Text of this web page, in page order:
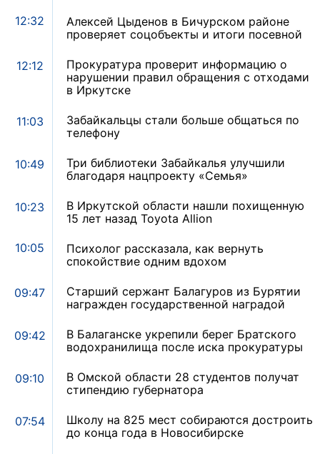
12:32
Алексей Цыденов в Бичурском районе
проверяет соцобъекты и итоги посевной
12:12
Прокуратура проверит информацию о
нарушении правил обращения с отходами
в Иркутске
11:03
Забайкальцы стали больше общаться по
телефону
10:49
Три библиотеки Забайкалья улучшили
благодаря нацпроекту «Семья»
10:23
В Иркутской области нашли похищенную
15 лет назад Toyota Allion
10:05
Психолог рассказала, как вернуть
спокойствие одним вдохом
09:47
Старший сержант Балагуров из Бурятии
награжден государственной наградой
09:42
В Балаганске укрепили берег Братского
водохранилища после иска прокуратуры
09:10
В Омской области 28 студентов получат
стипендию губернатора
07:54
Школу на 825 мест собираются достроить
до конца года в Новосибирске